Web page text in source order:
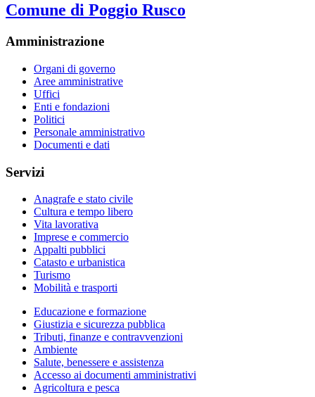
Comune di Poggio Rusco
Amministrazione
Organi di governo
Aree amministrative
Uffici
Enti e fondazioni
Politici
Personale amministrativo
Documenti e dati
Servizi
Anagrafe e stato civile
Cultura e tempo libero
Vita lavorativa
Imprese e commercio
Appalti pubblici
Catasto e urbanistica
Turismo
Mobilità e trasporti
Educazione e formazione
Giustizia e sicurezza pubblica
Tributi, finanze e contravvenzioni
Ambiente
Salute, benessere e assistenza
Accesso ai documenti amministrativi
Agricoltura e pesca